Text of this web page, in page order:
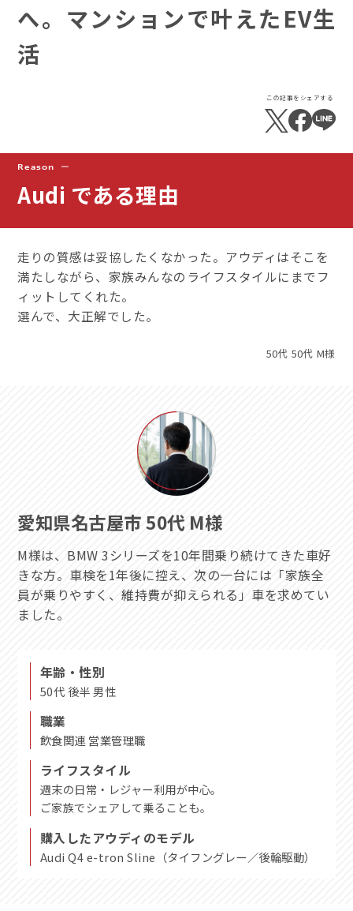
へ。マンションで叶えたEV生
活
この記事をシェアする
Reason
Audi である理由
走りの質感は妥協したくなかった。アウディはそこを
満たしながら、家族みんなのライフスタイルにまでフ
ィットしてくれた。
選んで、大正解でした。
50代 50代 M様
愛知県名古屋市 50代 M様
M様は、BMW 3シリーズを10年間乗り続けてきた車好
きな方。車検を1年後に控え、次の一台には「家族全
員が乗りやすく、維持費が抑えられる」車を求めてい
ました。
年齢・性別
50代 後半 男性
職業
飲食関連 営業管理職
ライフスタイル
週末の日常・レジャー利用が中心。
ご家族でシェアして乗ることも。
購入したアウディのモデル
Audi Q4 e-tron Sline（タイフングレー／後輪駆動）